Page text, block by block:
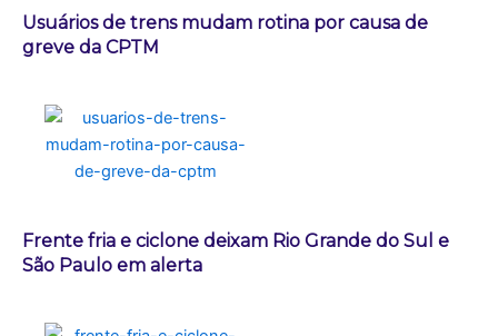
Usuários de trens mudam rotina por causa de
greve da CPTM
Frente fria e ciclone deixam Rio Grande do Sul e
São Paulo em alerta